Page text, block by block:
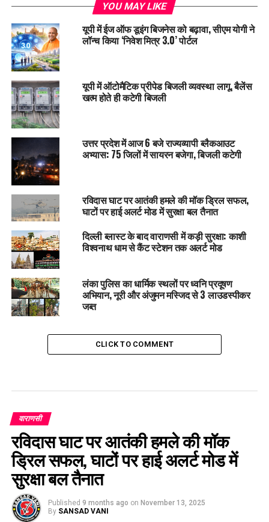
YOU MAY LIKE
यूपी में ईज ऑफ डूइंग बिजनेस को बढ़ावा, सीएम योगी ने
लॉन्च किया ‘निवेश मित्र 3.0’ पोर्टल
यूपी में ऑटोमैटिक प्रीपेड बिजली व्यवस्था लागू, बैलेंस
खत्म होते ही कटेगी बिजली
उत्तर प्रदेश में आज 6 बजे राज्यव्यापी ब्लैकआउट
अभ्यास: 75 जिलों में सायरन बजेगा, बिजली कटेगी
रविदास घाट पर आतंकी हमले की मॉक ड्रिल सफल,
घाटों पर हाई अलर्ट मोड में सुरक्षा बल तैनात
दिल्ली ब्लास्ट के बाद वाराणसी में कड़ी सुरक्षा: काशी
विश्वनाथ धाम से कैंट स्टेशन तक अलर्ट मोड
लंका पुलिस का धार्मिक स्थलों पर ध्वनि प्रदूषण
अभियान, नूरी और अंजुमन मस्जिद से 3 लाउडस्पीकर
जब्त
CLICK TO COMMENT
वाराणसी
रविदास घाट पर आतंकी हमले की मॉक
ड्रिल सफल, घाटों पर हाई अलर्ट मोड में
सुरक्षा बल तैनात
Published 9 months ago on November 13, 2025
By SANSAD VANI